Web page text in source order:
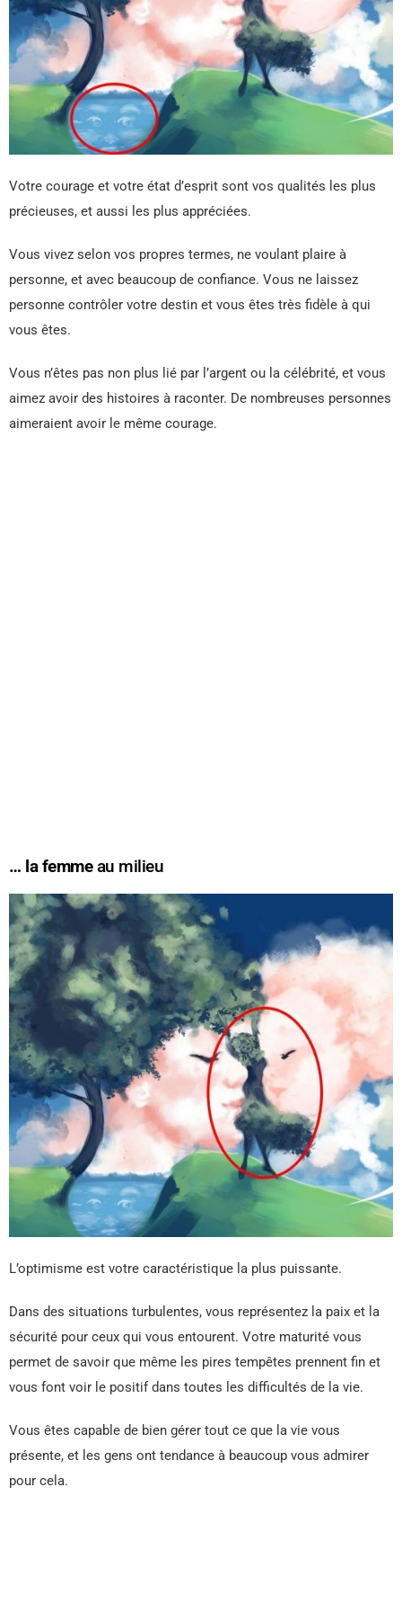
Votre courage et votre état d’esprit sont vos qualités les plus
précieuses, et aussi les plus appréciées.
Vous vivez selon vos propres termes, ne voulant plaire à
personne, et avec beaucoup de confiance. Vous ne laissez
personne contrôler votre destin et vous êtes très fidèle à qui
vous êtes.
Vous n’êtes pas non plus lié par l’argent ou la célébrité, et vous
aimez avoir des histoires à raconter. De nombreuses personnes
aimeraient avoir le même courage.
… la femmeau milieu
L’optimisme est votre caractéristique la plus puissante.
Dans des situations turbulentes, vous représentez la paix et la
sécurité pour ceux qui vous entourent. Votre maturité vous
permet de savoir que même les pires tempêtes prennent fin et
vous font voir le positif dans toutes les difficultés de la vie.
Vous êtes capable de bien gérer tout ce que la vie vous
présente, et les gens ont tendance à beaucoup vous admirer
pour cela.